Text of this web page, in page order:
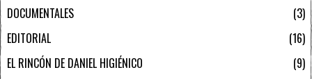
DOCUMENTALES
3
EDITORIAL
16
EL RINCÓN DE DANIEL HIGIÉNICO
9